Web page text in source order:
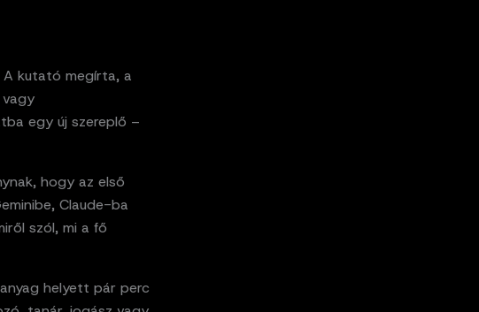
A kutató megírta, a
egy új szereplő –
hogy az első
Claude-ba
szól, mi a fő
helyett pár perc